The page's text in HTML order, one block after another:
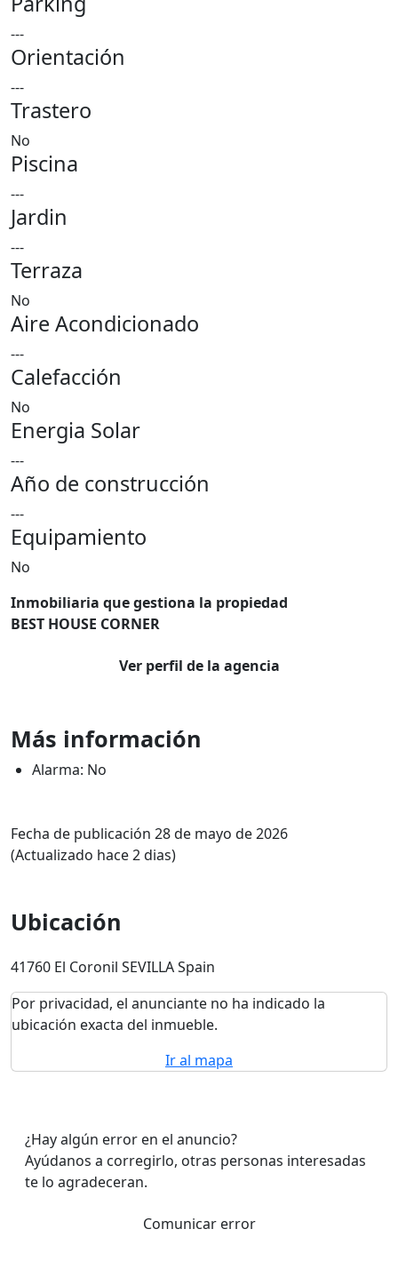
---
Orientación
---
Trastero
No
Piscina
---
Jardin
---
Terraza
No
Aire Acondicionado
---
Calefacción
No
Energia Solar
---
Año de construcción
---
Equipamiento
No
Inmobiliaria que gestiona la propiedad
BEST HOUSE CORNER
Ver perfil de la agencia
Más información
Alarma: No
Fecha de publicación 28 de mayo de 2026
(Actualizado hace 2 dias)
Ubicación
41760 El Coronil SEVILLA Spain
Por privacidad, el anunciante no ha indicado la
ubicación exacta del inmueble.
Ir al mapa
¿Hay algún error en el anuncio?
Ayúdanos a corregirlo, otras personas interesadas
te lo agradeceran.
Comunicar error